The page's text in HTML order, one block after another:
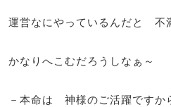
運営なにやっているんだと 不
かなりへこむだろうしなぁ～
－本命は 神様のご活躍ですか